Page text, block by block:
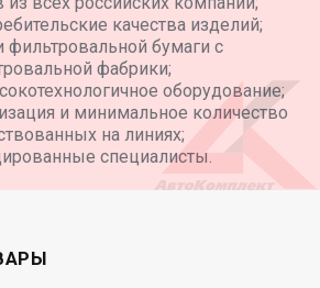
93156290
(GM) 93198598
качества изделий;
бумаги с
фабрики;
оборудование;
и минимальное количество
на линиях;
специалисты.